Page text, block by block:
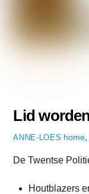
Lid
ANNE-LOES home
De Twentse
Houtblazers